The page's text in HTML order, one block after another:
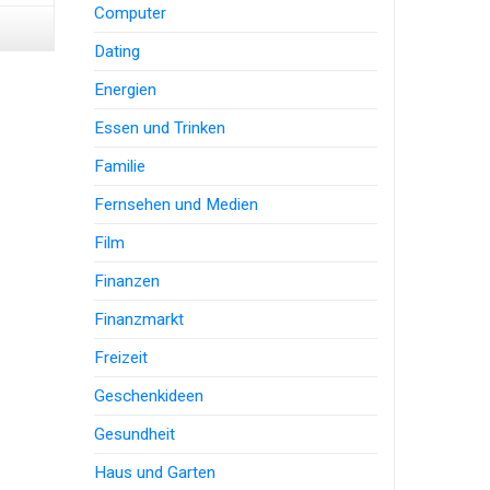
Computer
Dating
Energien
Essen und Trinken
Familie
Fernsehen und Medien
Film
Finanzen
Finanzmarkt
Freizeit
Geschenkideen
Gesundheit
Haus und Garten